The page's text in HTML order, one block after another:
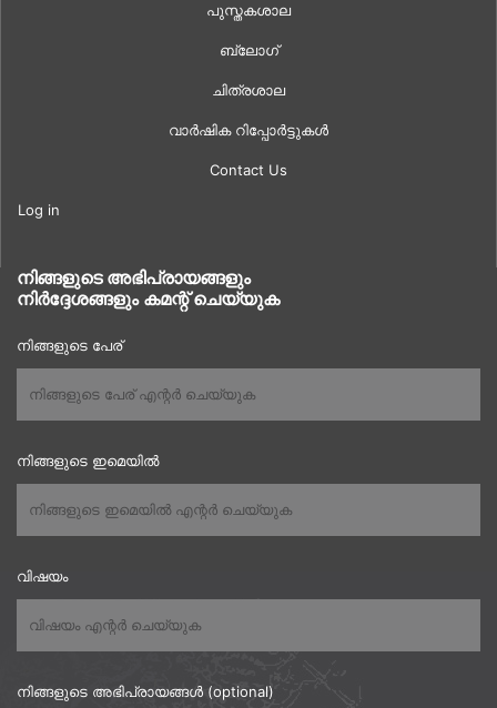
പുസ്തകശാല
ബ്ലോഗ്
ചിത്രശാല
വാർഷിക റിപ്പോർട്ടുകൾ
Contact Us
Log in
നിങ്ങളുടെ അഭിപ്രായങ്ങളും
നിർദ്ദേശങ്ങളും കമന്റ് ചെയ്യുക
നിങ്ങളുടെ പേര്
നിങ്ങളുടെ ഇമെയിൽ
വിഷയം
നിങ്ങളുടെ അഭിപ്രായങ്ങൾ (optional)